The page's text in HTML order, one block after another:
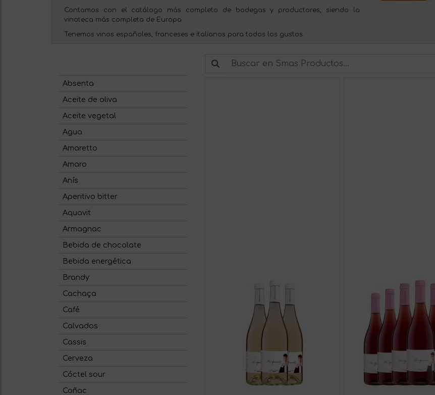
Contamos con el catálogo más completo de bodegas y productores, siendo la
vinoteca más completa de Europa.
Tenemos vinos españoles, franceses e italianos para todos los gustos.
Absenta
Aceite de oliva
Aceite vegetal
Agua
Amaretto
Amaro
Anís
Aperitivo bitter
Aquavit
Armagnac
Bebida de chocolate
Bebida energética
Brandy
Cachaça
Café
Calvados
Cassis
Cerveza
Cóctel sour
Coñac